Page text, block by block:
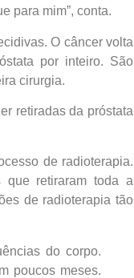
para mim”, conta.
O câncer volta
por inteiro. São
cirurgia.
retiradas da próstata
de radioterapia.
que retiraram toda a
de radioterapia tão
do corpo.
poucos meses.